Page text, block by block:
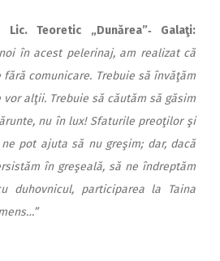
Lic. Teo­retic „Dunărea”‑ Galaţi:
în acest pelerinaj, am realizat că
comunicare. Trebuie să învăţăm
alţii. Trebuie să căutăm să găsim
nu în lux! Sfaturile preoţilor şi
pot ajuta să nu greşim; dar, dacă
în greşeală, să ne îndreptăm
duhovnicul, participarea la Taina